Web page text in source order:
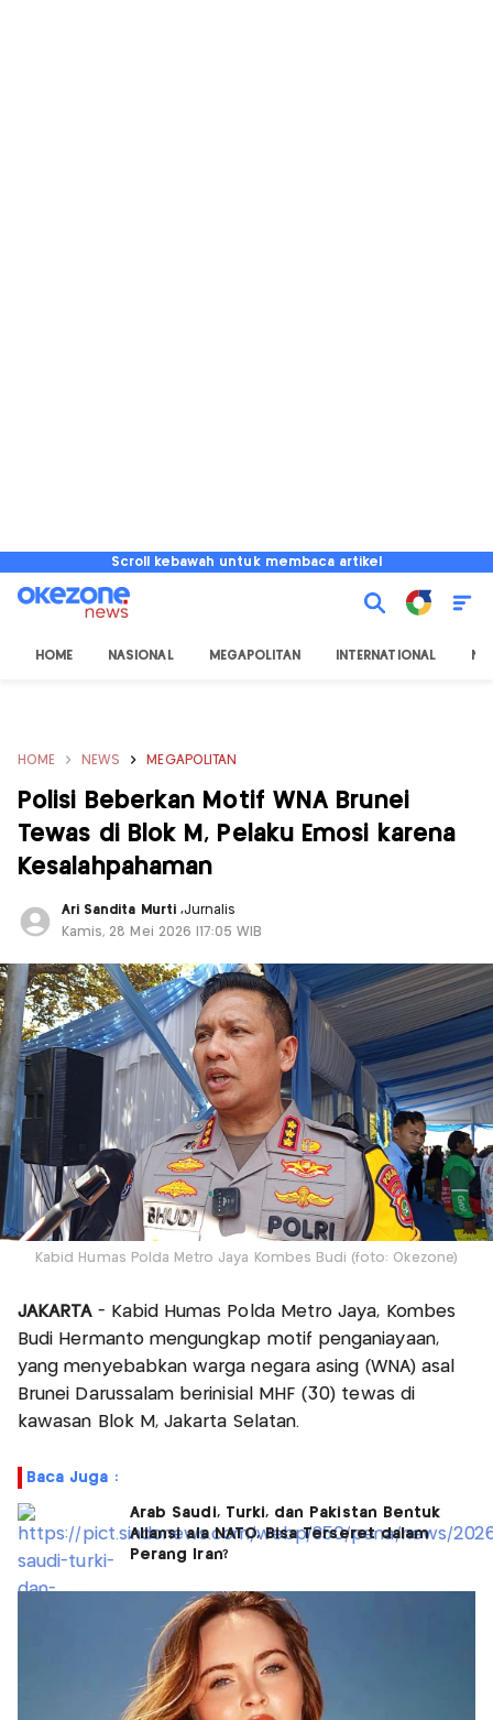
Scroll kebawah untuk membaca artikel
HOME NASIONAL MEGAPOLITAN INTERNATIONAL
HOME NEWS MEGAPOLITAN
Polisi Beberkan Motif WNA Brunei
Tewas di Blok M, Pelaku Emosi karena
Kesalahpahaman
Ari Sandita Murti ,Jurnalis
Kamis, 28 Mei 2026 |17:05 WIB
Kabid Humas Polda Metro Jaya Kombes Budi (foto: Okezone)
JAKARTA- Kabid Humas Polda Metro Jaya, Kombes
Budi Hermanto mengungkap motif penganiayaan,
yang menyebabkan warga negara asing (WNA) asal
Brunei Darussalam berinisial MHF (30) tewas di
kawasan Blok M, Jakarta Selatan.
Baca Juga :
Arab Saudi, Turki, dan Pakistan Bentuk
Aliansi ala NATO, Bisa Terseret dalam
Perang Iran?